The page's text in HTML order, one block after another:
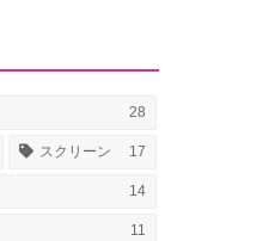
28
スクリーン 17
14
11